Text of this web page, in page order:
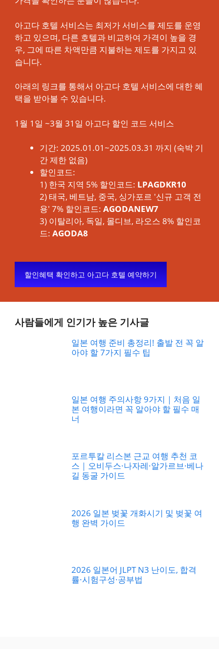
아고다 호텔 서비스는 최저가 서비스를 제도를 운영
하고 있으며, 다른 호텔과 비교하여 가격이 높을 경
우, 그에 따른 차액만큼 지불하는 제도를 가지고 있
습니다.
아래의 링크를 통해서 아고다 호텔 서비스에 대한 혜
택을 받아볼 수 있습니다.
1월 1일 ~3월 31일 아고다 할인 코드 서비스
기간: 2025.01.01~2025.03.31 까지 (숙박 기
간 제한 없음)
할인코드:
1) 한국 지역 5% 할인코드: LPAGDKR10
2) 태국, 베트남, 중국, 싱가포르 '신규 고객 전
용' 7% 할인코드: AGODANEW7
3) 이탈리아, 독일, 몰디브, 라오스 8% 할인코
드: AGODA8
할인혜택 확인하고 아고다 호텔 예약하기
사람들에게 인기가 높은 기사글
일본 여행 준비 총정리! 출발 전 꼭 알
아야 할 7가지 필수 팁
일본 여행 주의사항 9가지｜처음 일
본 여행이라면 꼭 알아야 할 필수 매
너
포르투칼 리스본 근교 여행 추천 코
스｜오비두스·나자레·알가르브·베나
길 동굴 가이드
2026 일본 벚꽃 개화시기 및 벚꽃 여
행 완벽 가이드
2026 일본어 JLPT N3 난이도, 합격
률·시험구성·공부법